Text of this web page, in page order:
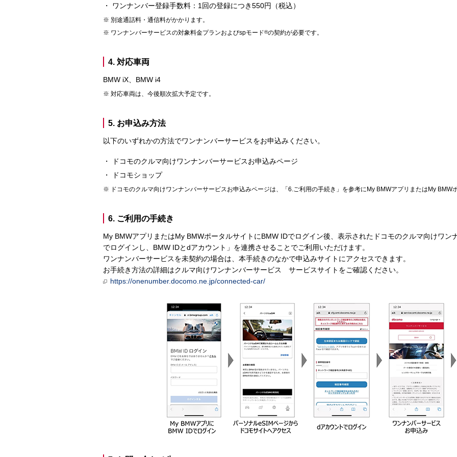
ワンナンバー登録手数料：1回の登録につき550円（税込）
別途通話料・通信料がかかります。
ワンナンバーサービスの対象料金プランおよびspモード®の契約が必要です。
4. 対応車両
BMW iX、BMW i4
対応車両は、今後順次拡大予定です。
5. お申込み方法
以下のいずれかの方法でワンナンバーサービスをお申込みください。
ドコモのクルマ向けワンナンバーサービスお申込みページ
ドコモショップ
ドコモのクルマ向けワンナンバーサービスお申込みページは、「6.ご利用の手続き」を参考にMy BMWアプリまたはMy BMW
6. ご利用の手続き
My BMWアプリまたはMy BMWポータルサイトにBMW IDでログイン後、表示されたドコモのクルマ向けワン
でログインし、BMW IDとdアカウント」を連携させることでご利用いただけます。
ワンナンバーサービスを未契約の場合は、本手続きのなかで申込みサイトにアクセスできます。
お手続き方法の詳細はクルマ向けワンナンバーサービス サービスサイトをご確認ください。
https://onenumber.docomo.ne.jp/connected-car/